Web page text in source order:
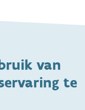
van
te
verzorging
bewegen